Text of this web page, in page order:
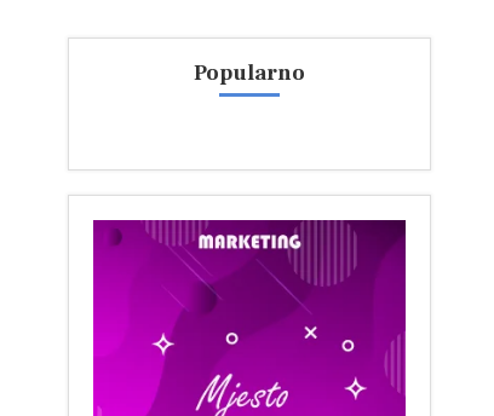
Popularno